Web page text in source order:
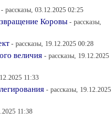
- рассказы, 03.12.2025 02:25
Коровы - рассказы,
- рассказы, 19.12.2025 00:28
величия - рассказы, 19.12.2025
11:33
- рассказы, 19.12.2025
11:38